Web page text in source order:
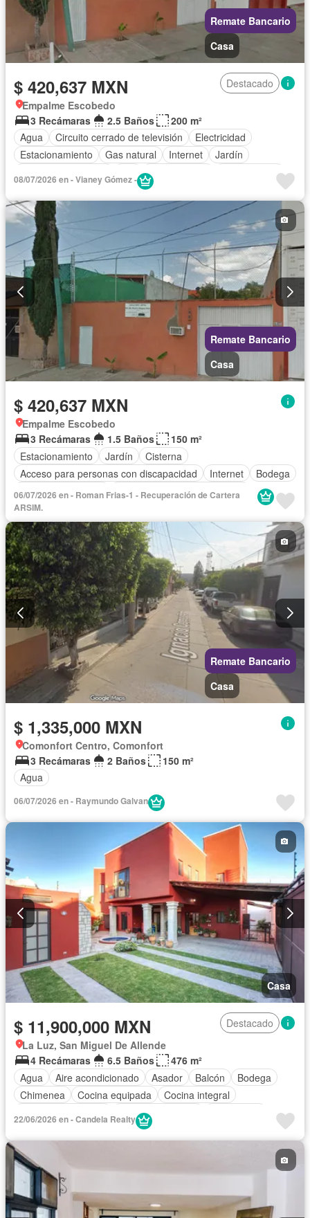
Remate Bancario
Casa
$ 420,637 MXN
Destacado
Empalme Escobedo
3 Recámaras
2.5 Baños
200 m²
Agua
Circuito cerrado de televisión
Electricidad
Estacionamiento
Gas natural Internet
Jardín
Zonas verdes Sin amueblar
08/07/2026 en - Vianey Gómez -
Remate Bancario
Casa
$ 420,637 MXN
Empalme Escobedo
3 Recámaras
1.5 Baños
150 m²
Estacionamiento
Jardín
Cisterna
Acceso para personas con discapacidad
Internet
Bodega
Aire acondicionado
Circuito cerrado de televisión
Electricidad
Calefacción
Gas natural
Sin amueblar
06/07/2026 en - Roman Frias-1 - Recuperación de Cartera
ARSIM.
Remate Bancario
Casa
$ 1,335,000 MXN
Comonfort Centro, Comonfort
3 Recámaras
2 Baños
150 m²
Agua
06/07/2026 en - Raymundo Galvan
Casa
$ 11,900,000 MXN
Destacado
La Luz, San Miguel De Allende
4 Recámaras
6.5 Baños
476 m²
Agua
Aire acondicionado Asador Balcón
Bodega
Chimenea
Cocina equipada
Cocina integral
Cuarto de servicio
Gas natural
Jardín
Parcialmente amueblado
22/06/2026 en - Candela Realty